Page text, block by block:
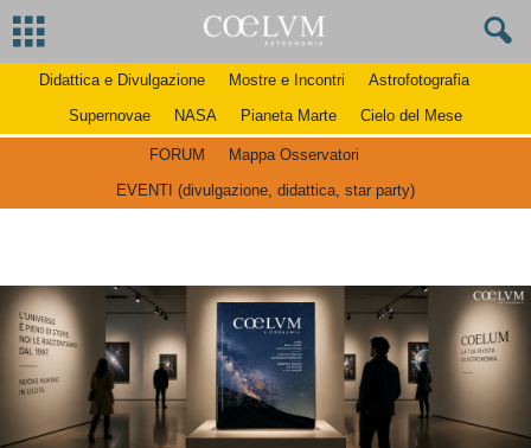
Didattica e Divulgazione Mostre e Incontri
Astrofotografia
Supernovae
NASA Pianeta Marte Cielo del Mese
FORUM
Mappa Osservatori
EVENTI (divulgazione, didattica, star party)